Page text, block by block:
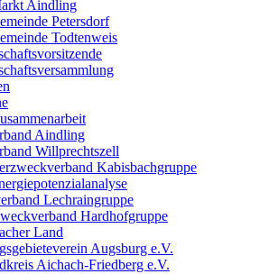
Aindling
Petersdorf
Todtenweis
Aindling
Willprechtszell
Kabisbachgruppe
Lechraingruppe
Hardhofgruppe
Land
Augsburg e.V.
Aichach-Friedberg e.V.